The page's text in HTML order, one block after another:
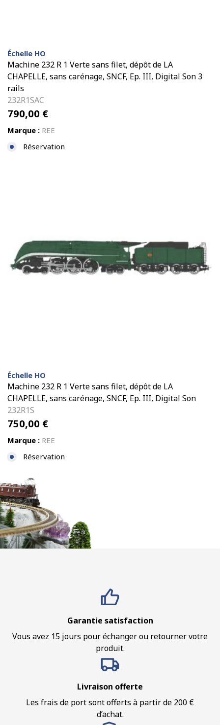
Échelle HO
Machine 232 R 1 Verte sans filet, dépôt de LA
CHAPELLE, sans carénage, SNCF, Ep. III, Digital Son 3
rails
232R1SAC
790,00 €
Marque : REE
Réservation
Échelle HO
Machine 232 R 1 Verte sans filet, dépôt de LA
CHAPELLE, sans carénage, SNCF, Ep. III, Digital Son
232R1S
750,00 €
Marque : REE
Réservation
Garantie satisfaction
Vous avez 15 jours pour échanger ou retourner votre
produit.
Livraison offerte
Les frais de port sont offerts à partir de 200 €
d’achat.